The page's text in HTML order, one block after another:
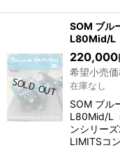
SOM ブル
L80Mid/L
220,000
希望小売価
在庫なし
SOM ブル
L80Mid/L
ンシリー
LIMITSコ